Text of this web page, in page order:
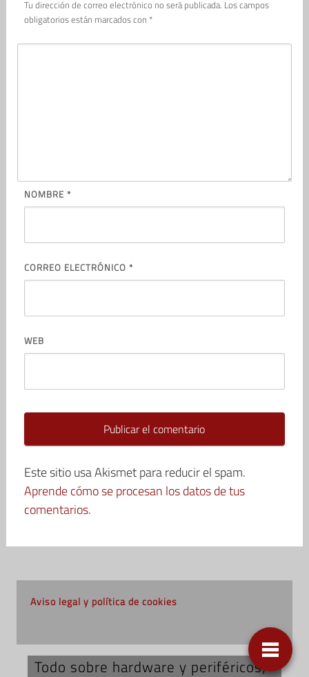
Tu dirección de correo electrónico no será publicada. Los campos
obligatorios están marcados con *
NOMBRE *
CORREO ELECTRÓNICO *
WEB
Este sitio usa Akismet para reducir el spam.
Aprende cómo se procesan los datos de tus
comentarios.
Aviso legal y política de cookies
Todo sobre hardware y periféricos;